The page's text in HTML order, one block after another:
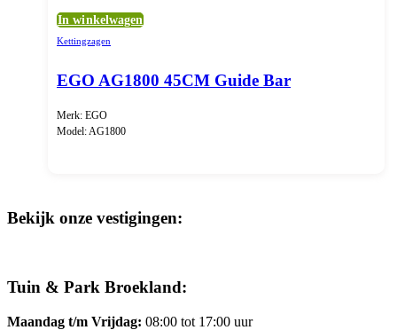
In winkelwagen
Kettingzagen
EGO AG1800 45CM Guide Bar
Merk: EGO
Model: AG1800
Bekijk onze vestigingen:
Tuin & Park Broekland:
Maandag t/m Vrijdag: 08:00 tot 17:00 uur